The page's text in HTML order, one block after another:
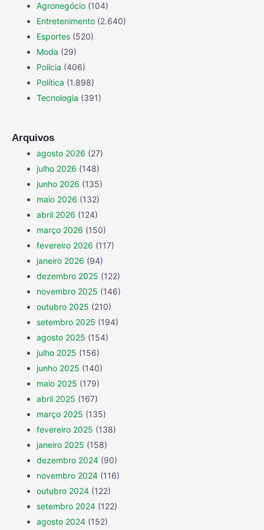
Agronegócio (104)
Entretenimento (2.640)
Esportes (520)
Moda (29)
Polícia (406)
Política (1.898)
Tecnologia (391)
Arquivos
agosto 2026 (27)
julho 2026 (148)
junho 2026 (135)
maio 2026 (132)
abril 2026 (124)
março 2026 (150)
fevereiro 2026 (117)
janeiro 2026 (94)
dezembro 2025 (122)
novembro 2025 (146)
outubro 2025 (210)
setembro 2025 (194)
agosto 2025 (154)
julho 2025 (156)
junho 2025 (140)
maio 2025 (179)
abril 2025 (167)
março 2025 (135)
fevereiro 2025 (138)
janeiro 2025 (158)
dezembro 2024 (90)
novembro 2024 (116)
outubro 2024 (122)
setembro 2024 (122)
agosto 2024 (152)